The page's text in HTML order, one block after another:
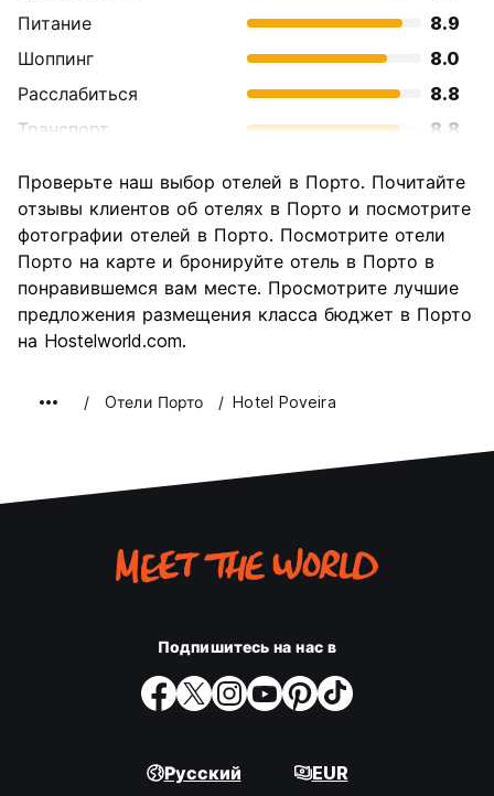
Питание
8.9
Шоппинг
8.0
Расслабиться
8.8
Транспорт
8.8
достопримечательностей
9.1
Культура
9.1
Ночная жизнь
8.2
Соотношение цены и
качества
9.2
Проверьте наш выбор отелей в Порто. Почитайте
отзывы клиентов об отелях в Порто и посмотрите
фотографии отелей в Порто. Посмотрите отели
Порто на карте и бронируйте отель в Порто в
понравившемся вам месте. Просмотрите лучшие
предложения размещения класса бюджет в Порто
на Hostelworld.com.
Oтели Порто Hotel Poveira
Подпишитесь на нас в
Русский EUR